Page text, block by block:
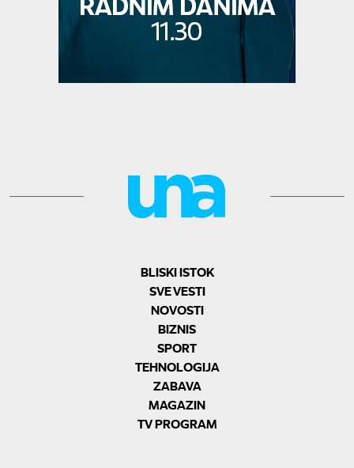
BLISKI ISTOK
SVE VESTI
NOVOSTI
BIZNIS
SPORT
TEHNOLOGIJA
ZABAVA
MAGAZIN
TV PROGRAM